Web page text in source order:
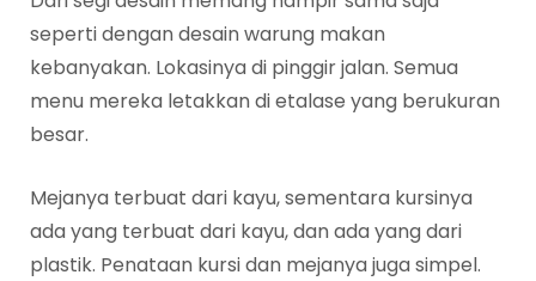
seperti dengan desain warung makan
kebanyakan. Lokasinya di pinggir jalan. Semua
menu mereka letakkan di etalase yang berukuran
besar.
Mejanya terbuat dari kayu, sementara kursinya
ada yang terbuat dari kayu, dan ada yang dari
plastik. Penataan kursi dan mejanya juga simpel.